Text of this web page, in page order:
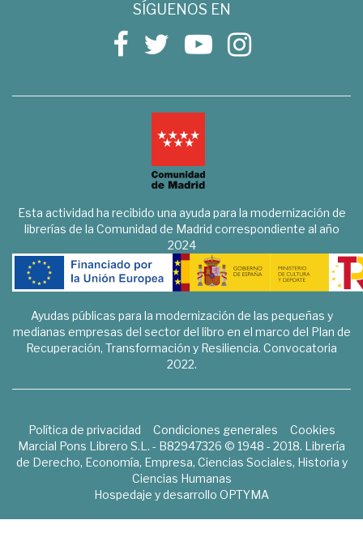
SÍGUENOS EN
Esta actividad ha recibido una ayuda para la modernización de
librerías de la Comunidad de Madrid correspondiente al año
2024
Ayudas públicas para la modernización de las pequeñas y
medianas empresas del sector del libro en el marco del Plan de
Recuperación, Transformación y Resiliencia. Convocatoria
2022.
Política de privacidad Condiciones generales
Cookies
Marcial Pons Librero S.L. - B82947326 © 1948 - 2018. Librería
de Derecho, Economía, Empresa, Ciencias Sociales, Historia y
Ciencias Humanas
Hospedaje y desarrollo OPTYMA